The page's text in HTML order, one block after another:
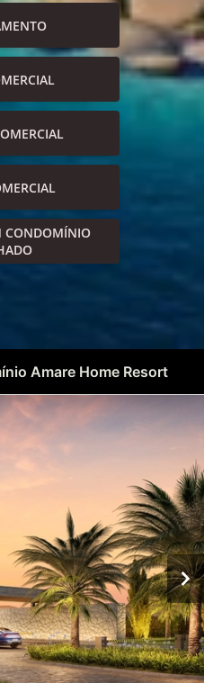
CONDOMÍNIO
Amare Home Resort